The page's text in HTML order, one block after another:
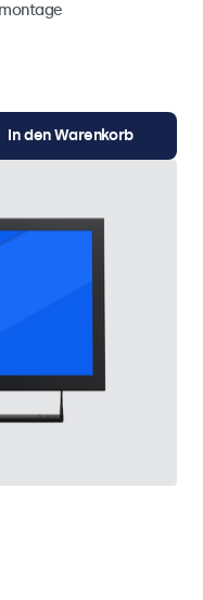
In den Warenkorb